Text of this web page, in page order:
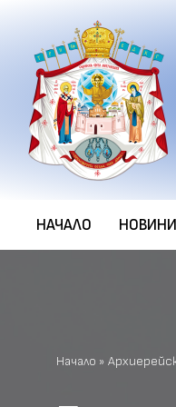
Продължете
към
съдържанието
НАЧАЛО НОВИНИ
Начало »